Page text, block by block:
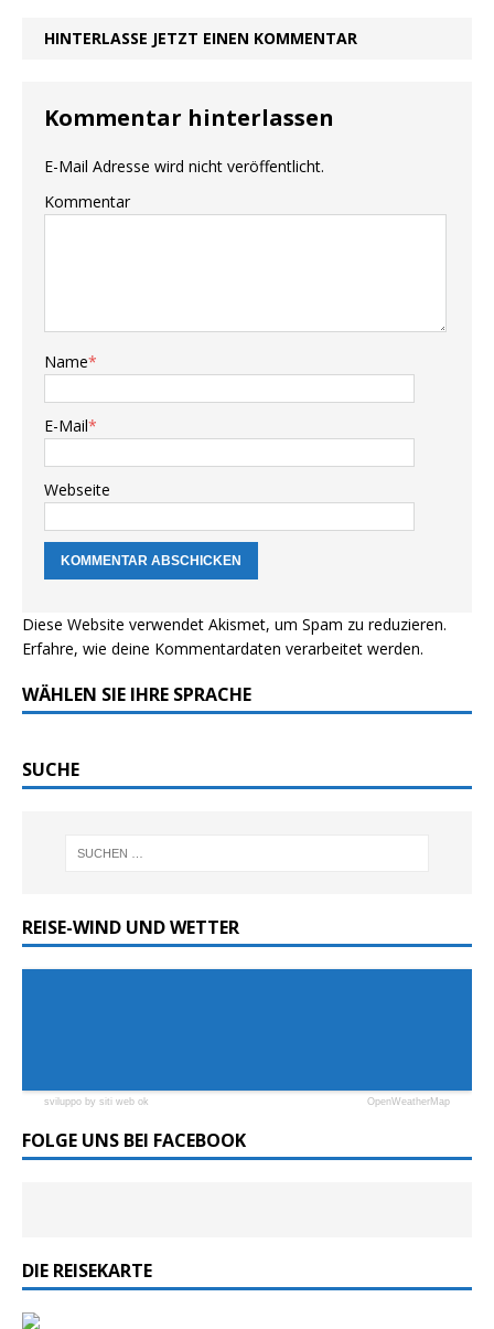
HINTERLASSE JETZT EINEN KOMMENTAR
Kommentar hinterlassen
E-Mail Adresse wird nicht veröffentlicht.
Kommentar
Name*
E-Mail*
Webseite
Diese Website verwendet Akismet, um Spam zu reduzieren.
Erfahre, wie deine Kommentardaten verarbeitet werden.
WÄHLEN SIE IHRE SPRACHE
SUCHE
REISE-WIND UND WETTER
sviluppo by siti web ok OpenWeatherMap
FOLGE UNS BEI FACEBOOK
DIE REISEKARTE